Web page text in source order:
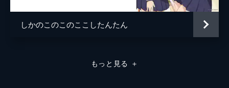
しかのこのこのここしたんたん
もっと見る ＋